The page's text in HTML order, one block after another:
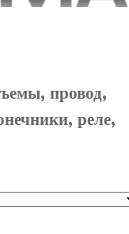
провод,
реле,